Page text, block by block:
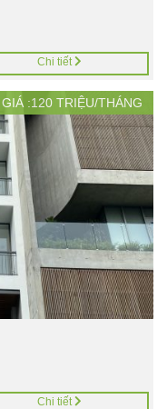
Chi tiết
GIÁ :120 TRIỆU/THÁNG
Chi tiết